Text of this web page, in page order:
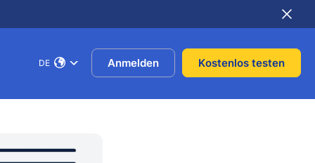
DE Anmelden Kostenlos testen